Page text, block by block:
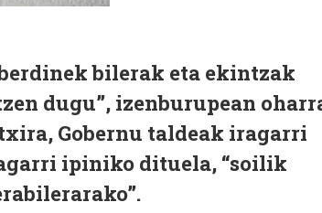
bilerak eta ekintzak
dugu”, izenburupean
Gobernu taldeak iragarri
ipiniko dituela, “soilik